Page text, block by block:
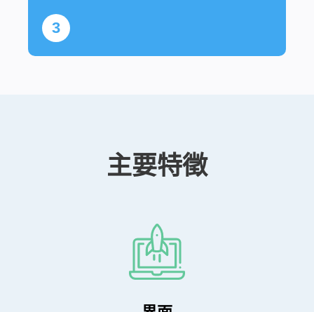
3
主要特徵